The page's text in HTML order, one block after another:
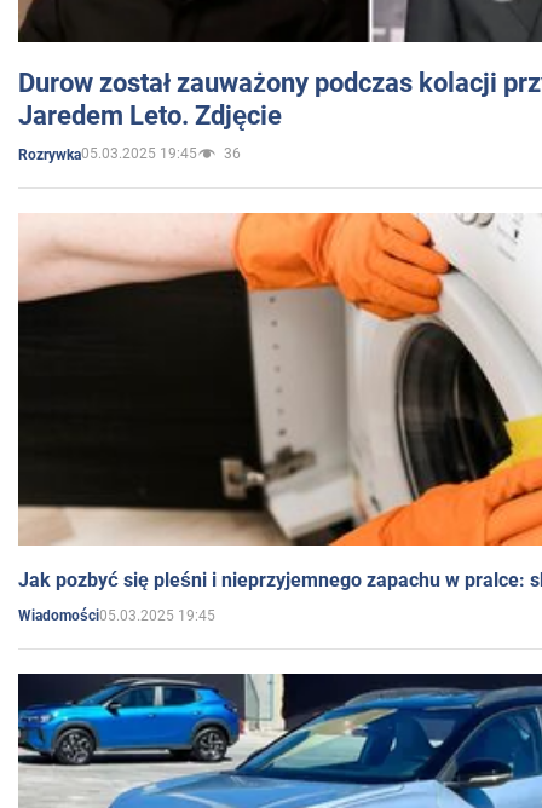
Durow został zauważony podczas kolacji
Jaredem Leto. Zdjęcie
Rozrywka05.03.2025 19:45 36
Jak pozbyć się pleśni i nieprzyjemnego zapachu w pralce:
Wiadomości05.03.2025 19:45